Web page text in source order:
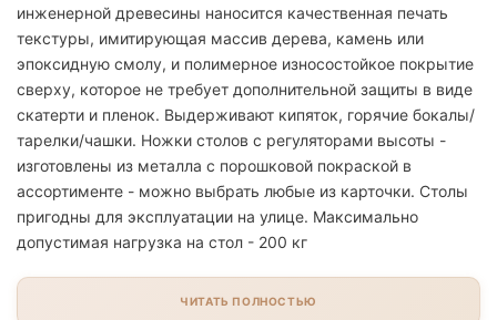
инженерной древесины наносится качественная печать
текстуры, имитирующая массив дерева, камень или
эпоксидную смолу, и полимерное износостойкое покрытие
сверху, которое не требует дополнительной защиты в виде
скатерти и пленок. Выдерживают кипяток, горячие бокалы/
тарелки/чашки. Ножки столов с регуляторами высоты -
изготовлены из металла с порошковой покраской в
ассортименте - можно выбрать любые из карточки. Столы
пригодны для эксплуатации на улице. Максимально
допустимая нагрузка на стол - 200 кг
ЧИТАТЬ ПОЛНОСТЬЮ